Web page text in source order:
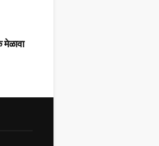
मेळावा